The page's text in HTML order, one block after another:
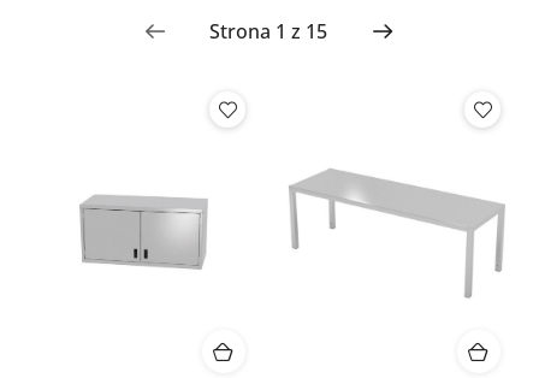
Najpopularniejsze.